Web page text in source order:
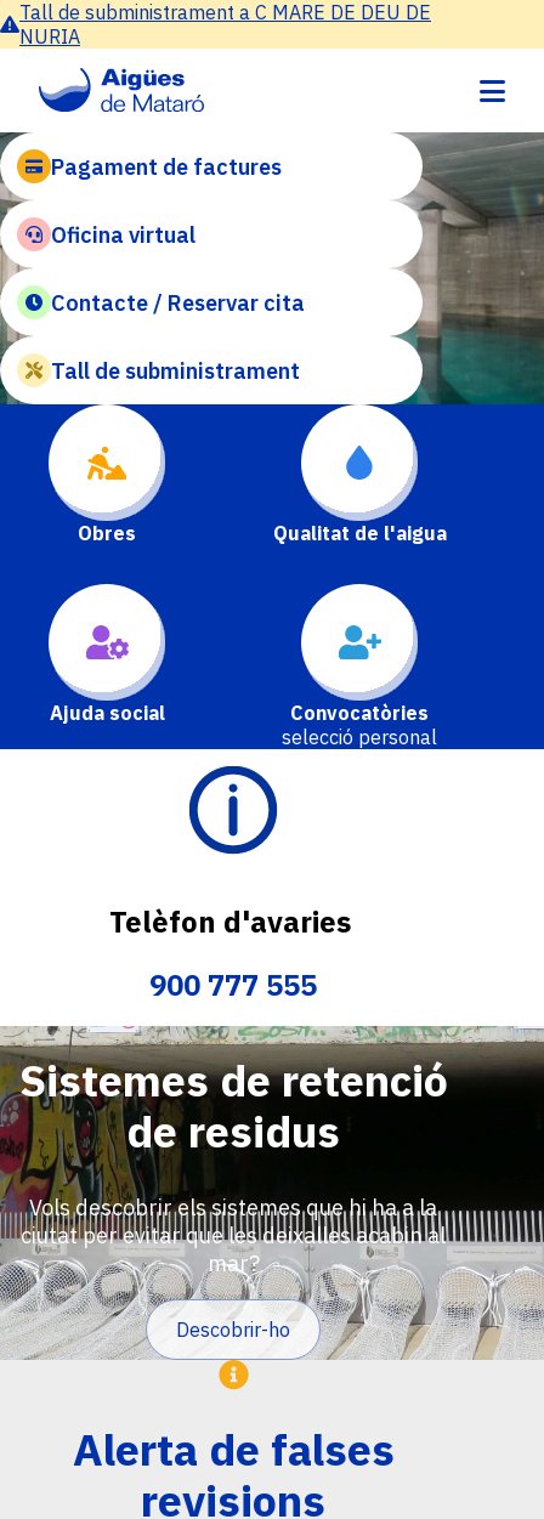
Vés
al
Tall de subministrament a C MARE DE DEU DE
NURIA
Pagament de factures
Oficina virtual
Contacte / Reservar cita
Tall de subministrament
Obres Qualitat de l'aigua
Ajuda social
Convocatòries
selecció personal
Telèfon d'avaries
900 777 555
Sistemes de retenció
de residus
Vols descobrir els sistemes que hi ha a la
ciutat per evitar que les deixalles acabin al
mar?
Descobrir-ho
Alerta de falses
revisions